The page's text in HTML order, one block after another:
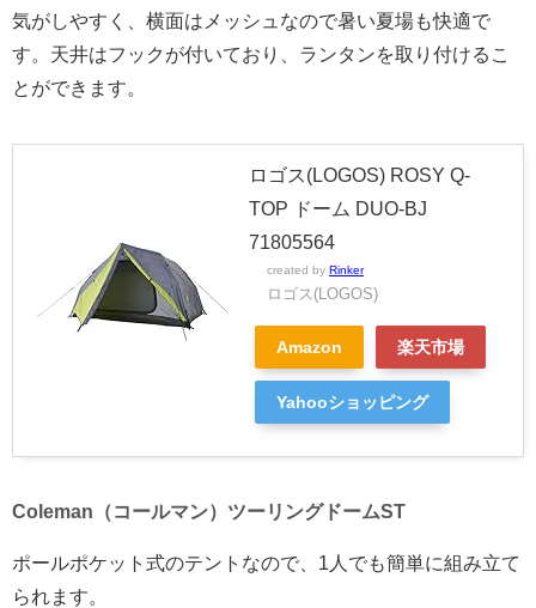
気がしやすく、横面はメッシュなので暑い夏場も快適で
す。天井はフックが付いており、ランタンを取り付けるこ
とができます。
ロゴス(LOGOS) ROSY Q-
TOP ドーム DUO-BJ
71805564
created by Rinker
ロゴス(LOGOS)
Amazon 楽天市場
Yahooショッピング
Coleman（コールマン）ツーリングドームST
ポールポケット式のテントなので、1人でも簡単に組み立て
られます。